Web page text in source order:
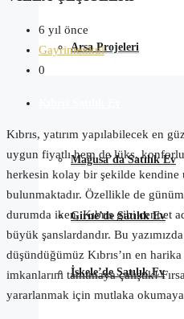
Arsa Projeleri
Mağusa’da Satılık Ev
Girne’de Satılık Ev
İskele’de Satılık Ev
6 yıl önce
Gayrimenkul
0
Kıbrıs, yatırım yapılabilecek en
uygun fiyatlı hem de lüks,
herkesin kolay bir şekilde kendine
bulunmaktadır. Özellikle de
durumda iken, Kıbrıs gibi cennet
büyük şanslardandır. Bu
düşündüğümüz Kıbrıs’ın en
imkanlarını tanıtmaya çalıştık!
yararlanmak için mutlaka